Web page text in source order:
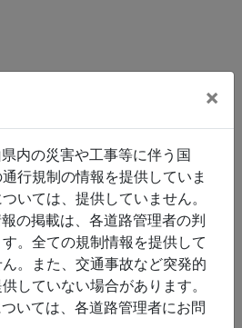
×
内の災害や工事等に伴う国
行規制の情報を提供していま
いては、提供していません。
の掲載は、各道路管理者の判
。全ての規制情報を提供して
。また、交通事故など突発的
していない場合があります。
いては、各道路管理者にお問